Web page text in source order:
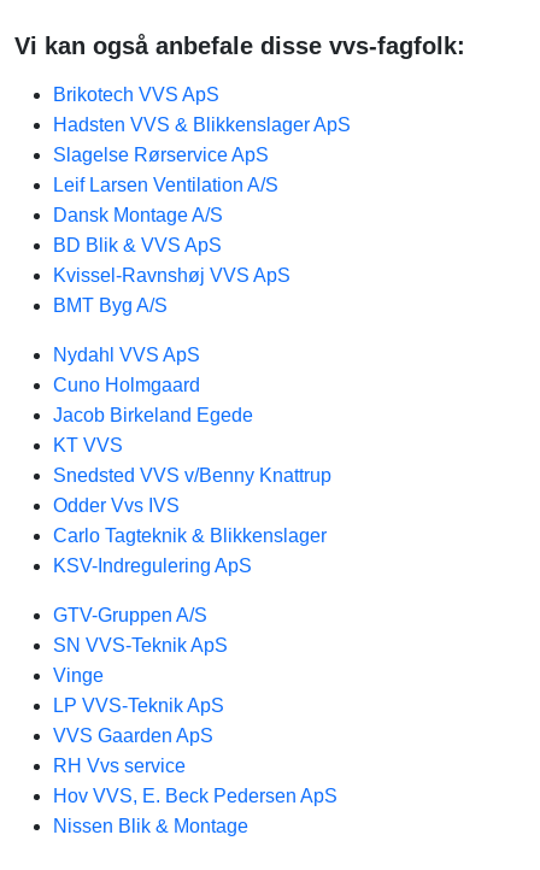
Vi kan også anbefale disse vvs-fagfolk:
Brikotech VVS ApS
Hadsten VVS & Blikkenslager ApS
Slagelse Rørservice ApS
Leif Larsen Ventilation A/S
Dansk Montage A/S
BD Blik & VVS ApS
Kvissel-Ravnshøj VVS ApS
BMT Byg A/S
Nydahl VVS ApS
Cuno Holmgaard
Jacob Birkeland Egede
KT VVS
Snedsted VVS v/Benny Knattrup
Odder Vvs IVS
Carlo Tagteknik & Blikkenslager
KSV-Indregulering ApS
GTV-Gruppen A/S
SN VVS-Teknik ApS
Vinge
LP VVS-Teknik ApS
VVS Gaarden ApS
RH Vvs service
Hov VVS, E. Beck Pedersen ApS
Nissen Blik & Montage